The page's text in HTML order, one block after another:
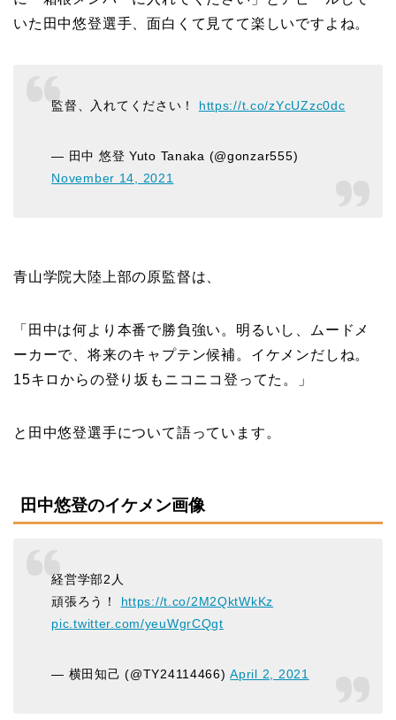
いた田中悠登選手、面白くて見てて楽しいですよね。
監督、入れてください！ https://t.co/zYcUZzc0dc
— 田中 悠登 Yuto Tanaka (@gonzar555)
November 14, 2021
青山学院大陸上部の原監督は、
「田中は何より本番で勝負強い。明るいし、ムードメ
ーカーで、将来のキャプテン候補。イケメンだしね。
15キロからの登り坂もニコニコ登ってた。」
と田中悠登選手について語っています。
田中悠登のイケメン画像
経営学部2人
頑張ろう！ https://t.co/2M2QktWkKz
pic.twitter.com/yeuWgrCQgt
— 横田知己 (@TY24114466)April 2, 2021